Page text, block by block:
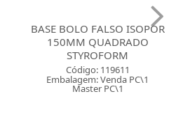
BASE BOLO FALSO ISOPOR
200MM QUADRADO
STYROFORM
Código: 119612
Embalagem: Venda PC\1
Master PC\1